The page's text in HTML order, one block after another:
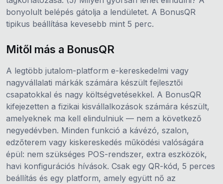
bonyolult belépés gátolja a lendületet. A BonusQR
tipikus beállítása kevesebb mint 5 perc.
Mitől más a BonusQR
A legtöbb jutalom-platform e-kereskedelmi vagy
nagyvállalati márkák számára készült fejlesztői
csapatokkal és nagy költségvetésekkel. A BonusQR
kifejezetten a fizikai kisvállalkozások számára készült,
amelyeknek ma kell elindulniuk — nem a következő
negyedévben. Minden funkció a kávézó, szalon,
edzőterem vagy kiskereskedés működési valóságára
épül: nem szükséges POS-rendszer, extra eszközök,
havi konfigurációs hívások. Csak egy QR-kód, 5 perces
beállítás és egy platform, amely együtt nő az